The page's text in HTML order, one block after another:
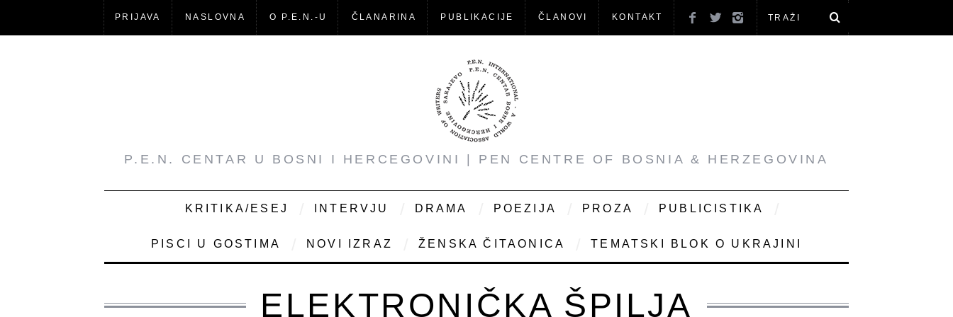
PRIJAVA NASLOVNA O P.E.N.-U ČLANARINA PUBLIKACIJE ČLANOVI KONTAKT
P.E.N. CENTAR U BOSNI I HERCEGOVINI | PEN CENTRE OF BOSNIA & HERZEGOVINA
KRITIKA/ESEJ INTERVJU DRAMA POEZIJA PROZA PUBLICISTIKA
PISCI U GOSTIMA NOVI IZRAZ ŽENSKA ČITAONICA TEMATSKI BLOK O UKRAJINI
ELEKTRONIČKA ŠPILJA